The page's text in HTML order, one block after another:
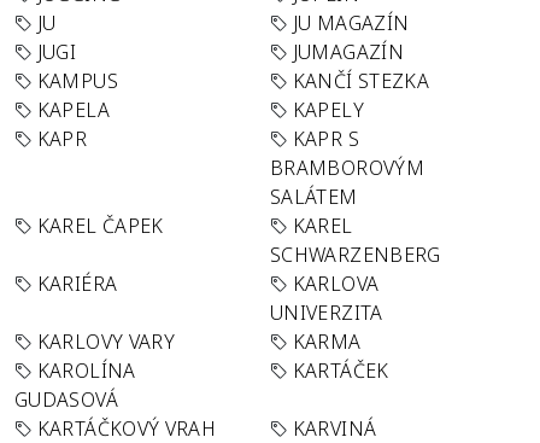
JU
JU MAGAZÍN
JUGI
JUMAGAZÍN
KAMPUS
KANČÍ STEZKA
KAPELA
KAPELY
KAPR
KAPR S
BRAMBOROVÝM
SALÁTEM
KAREL ČAPEK
KAREL
SCHWARZENBERG
KARIÉRA
KARLOVA
UNIVERZITA
KARLOVY VARY
KARMA
KAROLÍNA
GUDASOVÁ
KARTÁČEK
KARTÁČKOVÝ VRAH
KARVINÁ